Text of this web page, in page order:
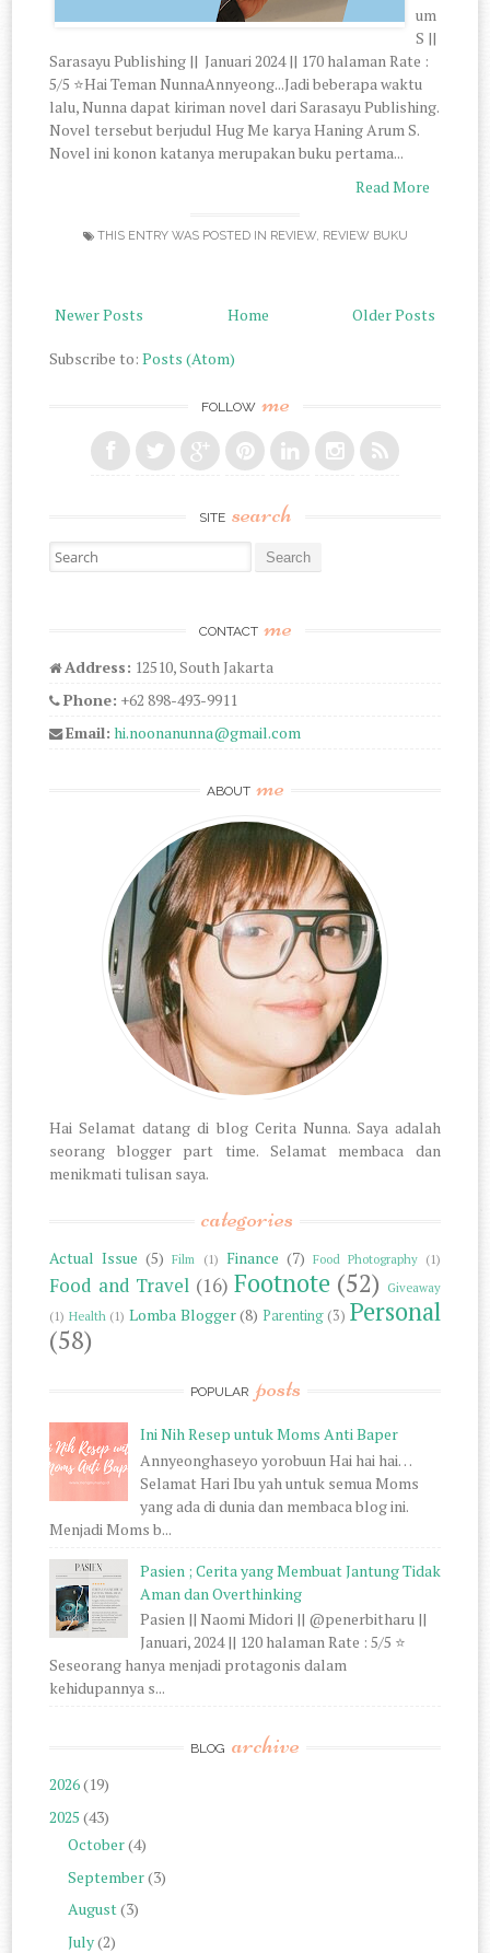
um
S ||
Sarasayu Publishing || Januari 2024 || 170 halaman Rate :
5/5 ⭐Hai Teman NunnaAnnyeong...Jadi beberapa waktu
lalu, Nunna dapat kiriman novel dari Sarasayu Publishing.
Novel tersebut berjudul Hug Me karya Haning Arum S.
Novel ini konon katanya merupakan buku pertama...
Read More
THIS ENTRY WAS POSTED IN REVIEW, REVIEW BUKU
Newer Posts Older Posts
Home
Subscribe to:Posts (Atom)
FOLLOW me
SITE search
Search for:
CONTACT me
Address: 12510, South Jakarta
Phone: +62 898-493-9911
Email: hi.noonanunna@gmail.com
ABOUT me
Hai Selamat datang di blog Cerita Nunna. Saya adalah
seorang blogger part time. Selamat membaca dan
menikmati tulisan saya.
categories
Actual Issue (5) Film (1) Finance (7) Food Photography (1)
Food and Travel (16) Footnote (52) Giveaway
(1) Health (1) Lomba Blogger(8) Parenting (3) Personal
(58)
POPULAR posts
Ini Nih Resep untuk Moms Anti Baper
Annyeonghaseyo yorobuun Hai hai hai…
Selamat Hari Ibu yah untuk semua Moms
yang ada di dunia dan membaca blog ini.
Menjadi Moms b...
Pasien ; Cerita yang Membuat Jantung Tidak
Aman dan Overthinking
Pasien || Naomi Midori || @penerbitharu ||
Januari, 2024 || 120 halaman Rate : 5/5 ⭐
Seseorang hanya menjadi protagonis dalam
kehidupannya s...
BLOG archive
2026(19)
2025 (43)
October(4)
September(3)
August(3)
July(2)